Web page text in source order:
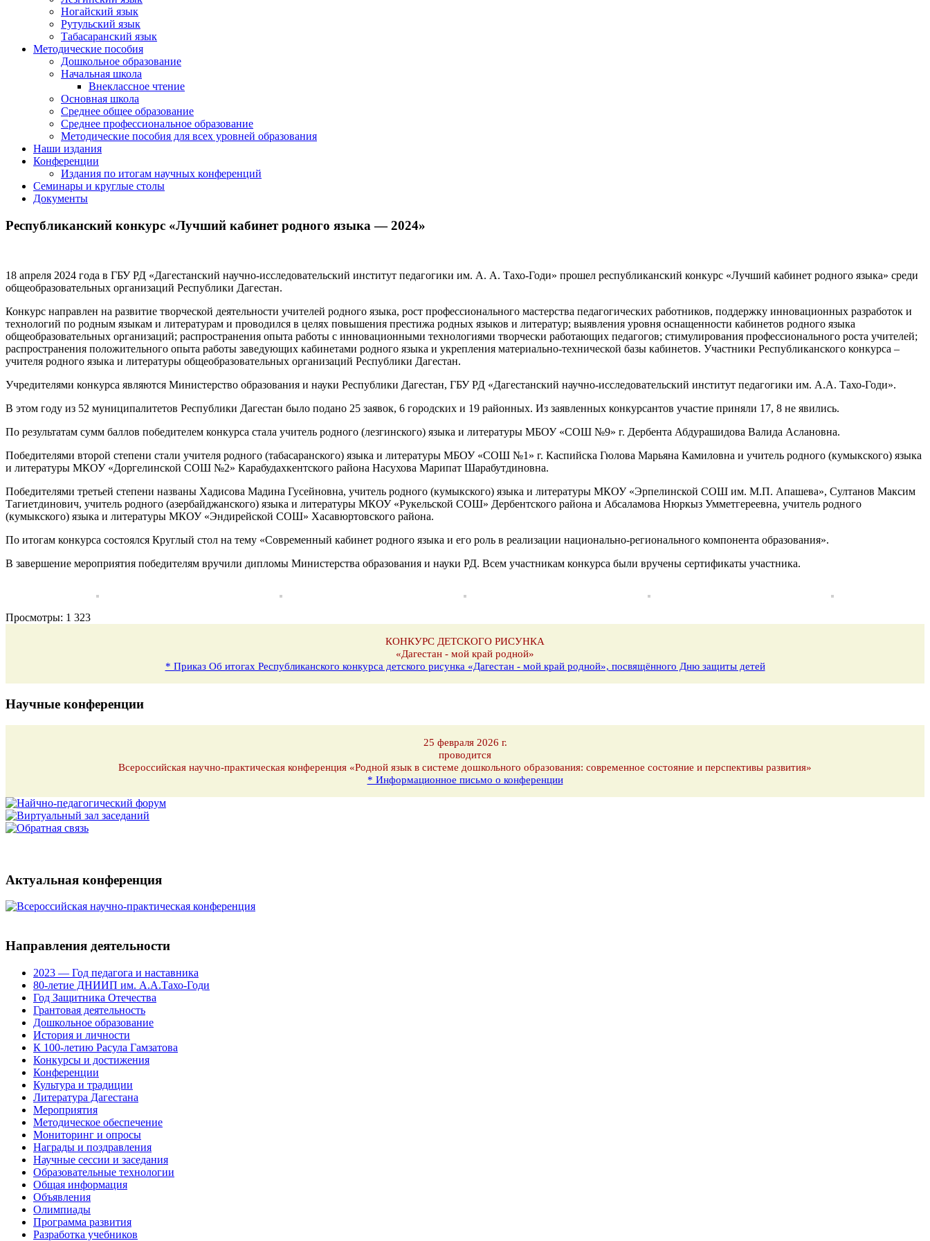
Ногайский язык
Рутульский язык
Табасаранский язык
Методические пособия
Дошкольное образование
Начальная школа
Внеклассное чтение
Основная школа
Среднее общее образование
Среднее профессиональное образование
Методические пособия для всех уровней образования
Наши издания
Конференции
Издания по итогам научных конференций
Семинары и круглые столы
Документы
Республиканский конкурс «Лучший кабинет родного языка — 2024»
18 апреля 2024 года в ГБУ РД «Дагестанский научно-исследовательский институт педагогики им. А. А. Тахо-Годи» прошел республиканский конкурс «Лучший кабинет родного языка» среди
общеобразовательных организаций Республики Дагестан.
Конкурс направлен на развитие творческой деятельности учителей родного языка, рост профессионального мастерства педагогических работников, поддержку инновационных разработок и
технологий по родным языкам и литературам и проводился в целях повышения престижа родных языков и литератур; выявления уровня оснащенности кабинетов родного языка
общеобразовательных организаций; распространения опыта работы с инновационными технологиями творчески работающих педагогов; стимулирования профессионального роста учителей;
распространения положительного опыта работы заведующих кабинетами родного языка и укрепления материально-технической базы кабинетов. Участники Республиканского конкурса –
учителя родного языка и литературы общеобразовательных организаций Республики Дагестан.
Учредителями конкурса являются Министерство образования и науки Республики Дагестан, ГБУ РД «Дагестанский научно-исследовательский институт педагогики им. А.А. Тахо-Годи».
В этом году из 52 муниципалитетов Республики Дагестан было подано 25 заявок, 6 городских и 19 районных. Из заявленных конкурсантов участие приняли 17, 8 не явились.
По результатам сумм баллов победителем конкурса стала учитель родного (лезгинского) языка и литературы МБОУ «СОШ №9» г. Дербента Абдурашидова Валида Аслановна.
Победителями второй степени стали учителя родного (табасаранского) языка и литературы МБОУ «СОШ №1» г. Каспийска Гюлова Марьяна Камиловна и учитель родного (кумыкского) языка
и литературы МКОУ «Доргелинской СОШ №2» Карабудахкентского района Насухова Марипат Шарабутдиновна.
Победителями третьей степени названы Хадисова Мадина Гусейновна, учитель родного (кумыкского) языка и литературы МКОУ «Эрпелинской СОШ им. М.П. Апашева», Султанов Максим
Тагиетдинович, учитель родного (азербайджанского) языка и литературы МКОУ «Рукельской СОШ» Дербентского района и Абсаламова Нюркыз Умметгереевна, учитель родного
(кумыкского) языка и литературы МКОУ «Эндирейской СОШ» Хасавюртовского района.
По итогам конкурса состоялся Круглый стол на тему «Современный кабинет родного языка и его роль в реализации национально-регионального компонента образования».
В завершение мероприятия победителям вручили дипломы Министерства образования и науки РД. Всем участникам конкурса были вручены сертификаты участника.
Просмотры: 1 323
КОНКУРС ДЕТСКОГО РИСУНКА
«Дагестан - мой край родной»
* Приказ Об итогах Республиканского конкурса детского рисунка «Дагестан - мой край родной», посвящённого Дню защиты детей
Научные конференции
25 февраля 2026 г.
проводится
Всероссийская научно-практическая конференция «Родной язык в системе дошкольного образования: современное состояние и перспективы развития»
* Информационное письмо о конференции
Актуальная конференция
Направления деятельности
2023 — Год педагога и наставника
80-летие ДНИИП им. А.А.Тахо-Годи
Год Защитника Отечества
Грантовая деятельность
Дошкольное образование
История и личности
К 100-летию Расула Гамзатова
Конкурсы и достижения
Конференции
Культура и традиции
Литература Дагестана
Мероприятия
Методическое обеспечение
Мониторинг и опросы
Награды и поздравления
Научные сессии и заседания
Образовательные технологии
Общая информация
Объявления
Олимпиады
Программа развития
Разработка учебников